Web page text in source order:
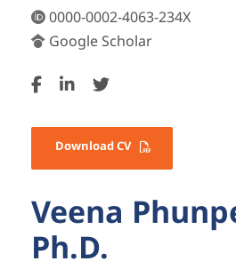
0000-0002-4063-234X
Google Scholar
Download CV
Veena
Ph.D.